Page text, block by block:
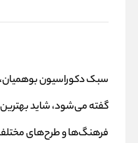
سبک دکوراسیون
گفته می‌شود، شاید بهترین
فرهنگ‌ها و طرح‌های